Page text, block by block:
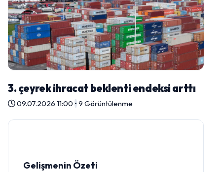
3. çeyrek ihracat beklenti endeksi arttı
09.07.2026 11:00 •9 Görüntülenme
Gelişmenin Özeti